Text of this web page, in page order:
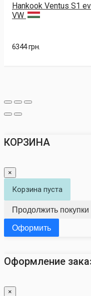
Hankook Ventus S1
VW
6344 грн.
КОРЗИНА
×
Корзина пуста
Продолжить покупки
Оформить
Оформление
×